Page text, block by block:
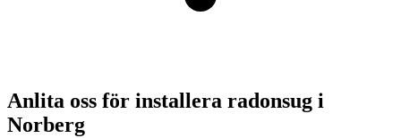
Anlita oss för installera radonsug i
Norberg